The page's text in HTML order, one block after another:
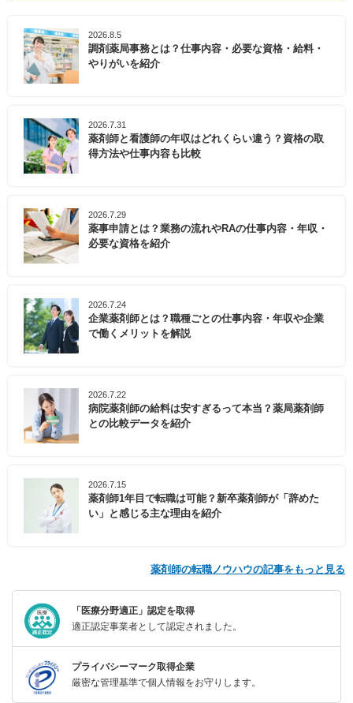
2026.8.5
調剤薬局事務とは？仕事内容・必要な資格・給料・
やりがいを紹介
2026.7.31
薬剤師と看護師の年収はどれくらい違う？資格の取
得方法や仕事内容も比較
2026.7.29
薬事申請とは？業務の流れやRAの仕事内容・年収・
必要な資格を紹介
2026.7.24
企業薬剤師とは？職種ごとの仕事内容・年収や企業
で働くメリットを解説
2026.7.22
病院薬剤師の給料は安すぎるって本当？薬局薬剤師
との比較データを紹介
2026.7.15
薬剤師1年目で転職は可能？新卒薬剤師が「辞めた
い」と感じる主な理由を紹介
薬剤師の転職ノウハウの記事をもっと見る
「医療分野適正」認定を取得
適正認定事業者として認定されました。
プライバシーマーク取得企業
厳密な管理基準で個人情報をお守りします。